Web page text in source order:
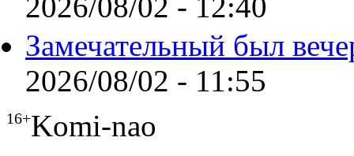
2026/08/02 - 12:40
Замечательный был
2026/08/02 - 11:55
16+Komi-nao